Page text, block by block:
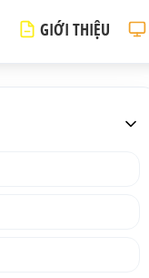
GIỚI THIỆU